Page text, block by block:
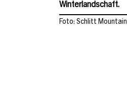
Winterlandschaft.
Foto: Schlitt Mountain